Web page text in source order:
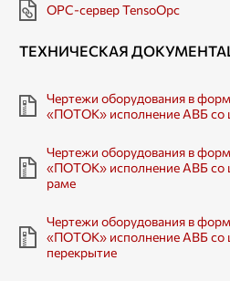
OPC-сервер TensoOpc
ТЕХНИЧЕСКАЯ
Чертежи оборудования в
«ПОТОК» исполнение АВБ со
Чертежи оборудования в
«ПОТОК» исполнение АВБ со
раме
Чертежи оборудования в
«ПОТОК» исполнение АВБ со
перекрытие